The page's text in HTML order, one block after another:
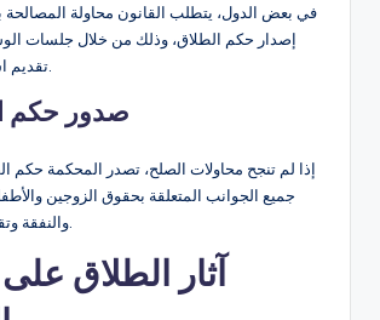
في بعض الدول، يتطلب القانون محاولة المصالحة
إصدار حكم الطلاق، وذلك من خلال جلسات
3. صدور حكم
إذا لم تنجح محاولات الصلح، تصدر المحكمة حكم
جميع الجوانب المتعلقة بحقوق الزوجين
آثار الطلاق